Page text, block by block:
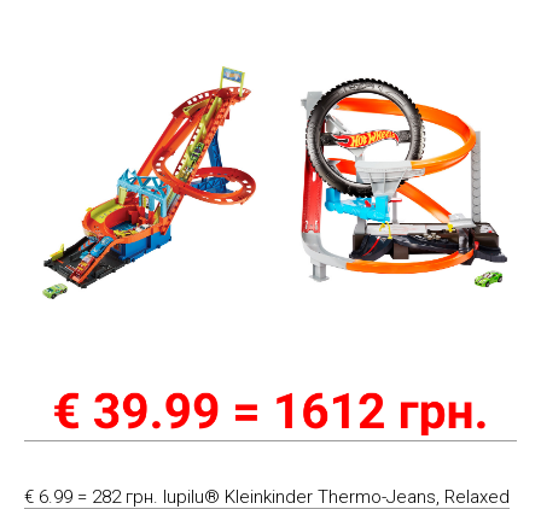
€ 6.99 = 282 грн. lupilu® Kleinkinder Thermo-Jeans, Relaxed